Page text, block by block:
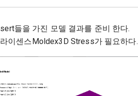
들을 가진 모델 결과를 준비 한다.
이센스Moldex3D Stress가 필요하다.